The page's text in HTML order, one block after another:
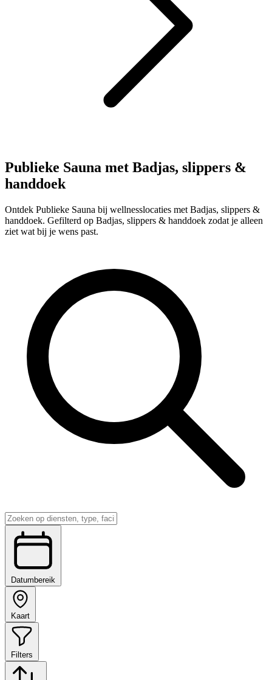
Publieke Sauna met Badjas, slippers &
handdoek
Ontdek Publieke Sauna bij wellnesslocaties met Badjas, slippers &
handdoek. Gefilterd op Badjas, slippers & handdoek zodat je alleen
ziet wat bij je wens past.
Datumbereik
Kaart
Filters